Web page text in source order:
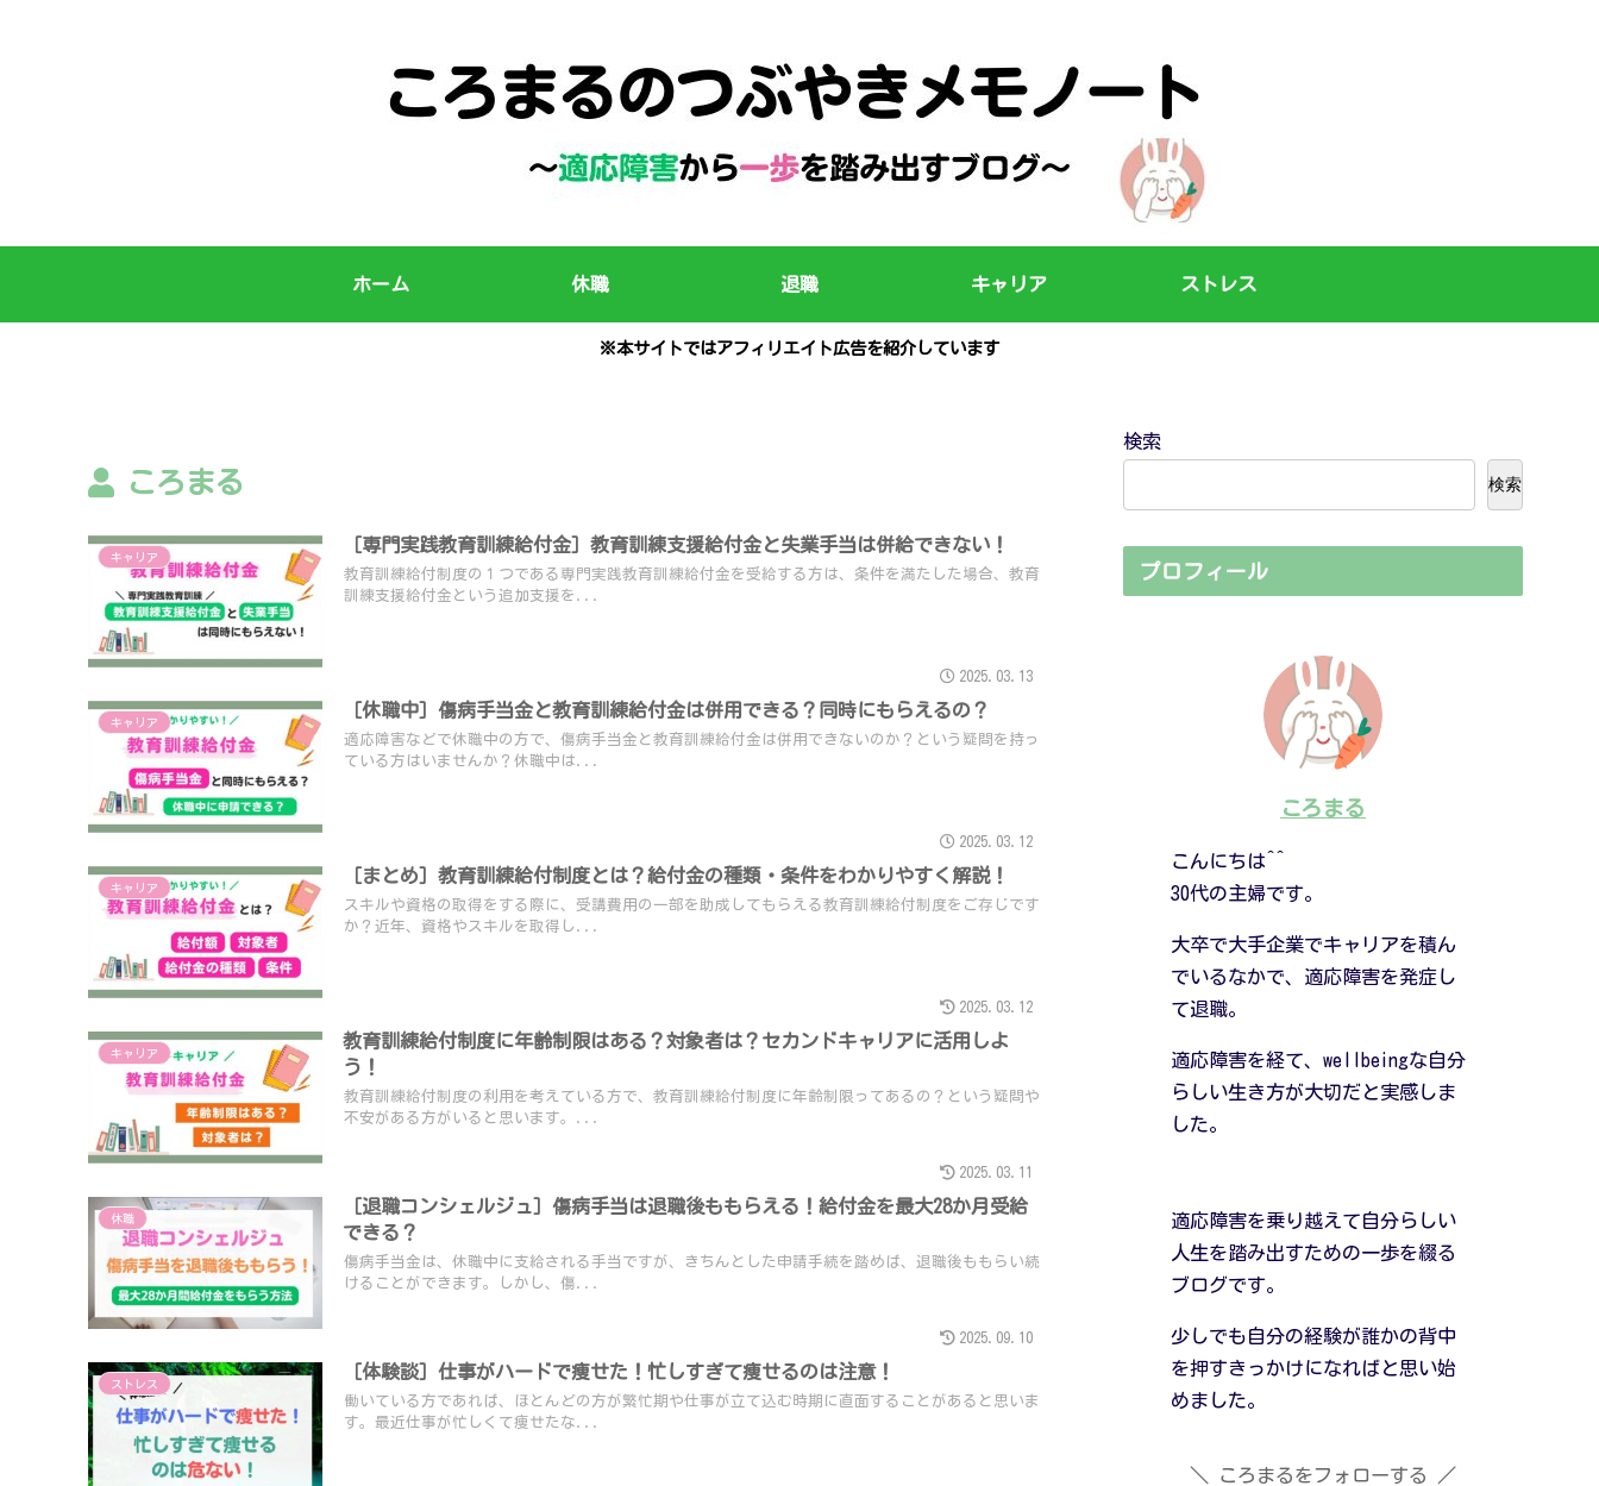
ホーム 休職 退職 キャリア ストレス
※本サイトではアフィリエイト広告を紹介しています
ころまる
キャリア
［専門実践教育訓練給付金］教育訓練支援給付金と失業手当は併給できない！
教育訓練給付制度の１つである専門実践教育訓練給付金を受給する方は、条件を満たした場合、教育
訓練支援給付金という追加支援を...
2025.03.13
キャリア
［休職中］傷病手当金と教育訓練給付金は併用できる？同時にもらえるの？
適応障害などで休職中の方で、傷病手当金と教育訓練給付金は併用できないのか？という疑問を持っ
ている方はいませんか？休職中は...
2025.03.12
キャリア
［まとめ］教育訓練給付制度とは？給付金の種類・条件をわかりやすく解説！
スキルや資格の取得をする際に、受講費用の一部を助成してもらえる教育訓練給付制度をご存じです
か？近年、資格やスキルを取得し...
2025.03.12
キャリア
教育訓練給付制度に年齢制限はある？対象者は？セカンドキャリアに活用しよ
う！
教育訓練給付制度の利用を考えている方で、教育訓練給付制度に年齢制限ってあるの？という疑問や
不安がある方がいると思います。...
2025.03.11
休職
［退職コンシェルジュ］傷病手当は退職後ももらえる！給付金を最大28か月受給
できる？
傷病手当金は、休職中に支給される手当ですが、きちんとした申請手続を踏めば、退職後ももらい続
けることができます。しかし、傷...
2025.09.10
ストレス
［体験談］仕事がハードで痩せた！忙しすぎて痩せるのは注意！
働いている方であれば、ほとんどの方が繁忙期や仕事が立て込む時期に直面することがあると思いま
す。最近仕事が忙しくて痩せたな...
検索
検索
プロフィール
ころまる
こんにちは^^
30代の主婦です。
大卒で大手企業でキャリアを積ん
でいるなかで、適応障害を発症し
て退職。
適応障害を経て、wellbeingな自分
らしい生き方が大切だと実感しま
した。
適応障害を乗り越えて自分らしい
人生を踏み出すための一歩を綴る
ブログです。
少しでも自分の経験が誰かの背中
を押すきっかけになればと思い始
めました。
ころまるをフォローする